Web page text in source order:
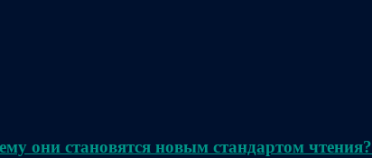
они становятся новым стандартом чтения?